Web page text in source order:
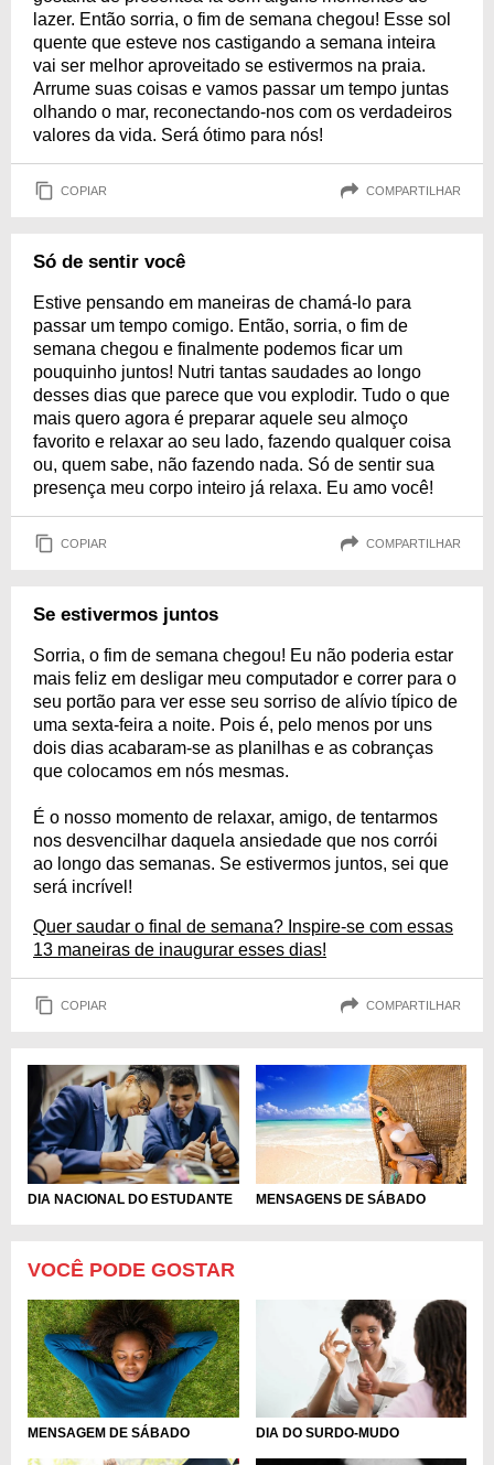
lazer. Então sorria, o fim de semana chegou! Esse sol
quente que esteve nos castigando a semana inteira
vai ser melhor aproveitado se estivermos na praia.
Arrume suas coisas e vamos passar um tempo juntas
olhando o mar, reconectando-nos com os verdadeiros
valores da vida. Será ótimo para nós!
COPIAR COMPARTILHAR
Só de sentir você
Estive pensando em maneiras de chamá-lo para
passar um tempo comigo. Então, sorria, o fim de
semana chegou e finalmente podemos ficar um
pouquinho juntos! Nutri tantas saudades ao longo
desses dias que parece que vou explodir. Tudo o que
mais quero agora é preparar aquele seu almoço
favorito e relaxar ao seu lado, fazendo qualquer coisa
ou, quem sabe, não fazendo nada. Só de sentir sua
presença meu corpo inteiro já relaxa. Eu amo você!
COPIAR COMPARTILHAR
Se estivermos juntos
Sorria, o fim de semana chegou! Eu não poderia estar
mais feliz em desligar meu computador e correr para o
seu portão para ver esse seu sorriso de alívio típico de
uma sexta-feira a noite. Pois é, pelo menos por uns
dois dias acabaram-se as planilhas e as cobranças
que colocamos em nós mesmas.
É o nosso momento de relaxar, amigo, de tentarmos
nos desvencilhar daquela ansiedade que nos corrói
ao longo das semanas. Se estivermos juntos, sei que
será incrível!
Quer saudar o final de semana? Inspire-se com essas
13 maneiras de inaugurar esses dias!
COPIAR COMPARTILHAR
DIA NACIONAL DO ESTUDANTE MENSAGENS DE SÁBADO
VOCÊ PODE GOSTAR
MENSAGEM DE SÁBADO DIA DO SURDO-MUDO